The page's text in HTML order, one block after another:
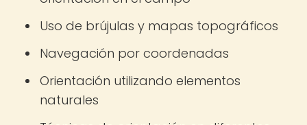
Uso de brújulas y mapas topográficos
Navegación por coordenadas
Orientación utilizando elementos
naturales